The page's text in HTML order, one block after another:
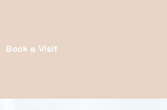
Book a Visit